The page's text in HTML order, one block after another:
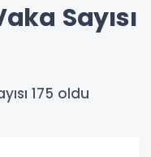
Sayısı
175 oldu